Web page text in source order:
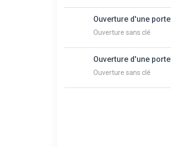
Ouverture d'une
Ouverture sans clé
Ouverture d'une
Ouverture sans clé